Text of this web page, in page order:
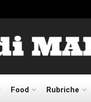
Food Rubriche